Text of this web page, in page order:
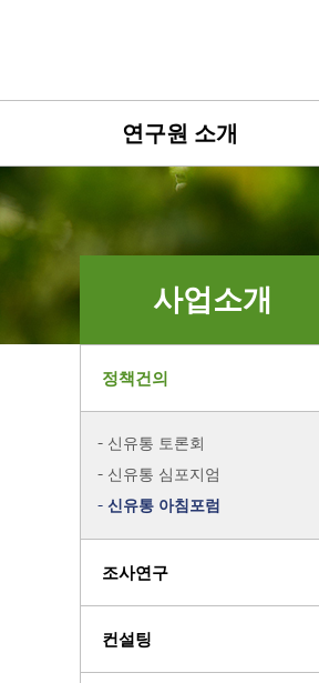
연구원 소개
사업소개
정책건의
신유통 토론회
신유통 심포지엄
신유통 아침포럼
조사연구
컨설팅